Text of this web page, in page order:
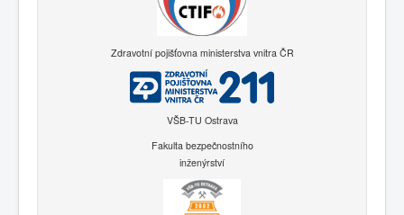
Zdravotní pojišťovna ministerstva vnitra ČR
VŠB-TU Ostrava
Fakulta bezpečnostního
inženýrství